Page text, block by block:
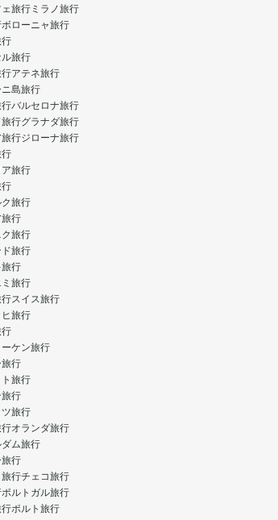
旅行 ミラノ旅行
ボローニャ旅行
旅行
行アテネ旅行
島旅行
行バルセロナ旅行
行グラナダ旅行
行ジローナ旅行
旅行
行
旅行
行
ク旅行
旅行
行
ミ旅行
行スイス旅行
旅行
ケン旅行
行
旅行
行
旅行
行オランダ旅行
ム旅行
行
旅行チェコ旅行
ポルトガル旅行
行ポルト旅行